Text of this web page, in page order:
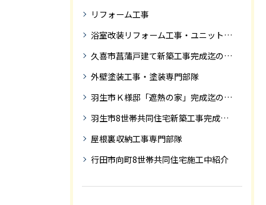
リフォーム工事
浴室改装リフォーム工事・ユニットバス専門部隊
久喜市菖蒲戸建て新築工事完成迄の紹介
外壁塗装工事・塗装専門部隊
羽生市Ｋ様邸「遮熱の家」完成迄の紹介です
羽生市8世帯共同住宅新築工事完成迄の紹介
屋根裏収納工事専門部隊
行田市向町8世帯共同住宅施工中紹介